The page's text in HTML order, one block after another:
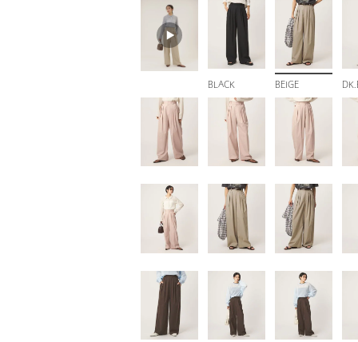
BLACK BEIGE